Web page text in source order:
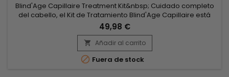
Blind'Age Capillaire Treatment Kit&nbsp; Cuidado completo
del cabello, el Kit de Tratamiento Blind'Age Capillaire está
compuesto por un Champú Clarificante para limpiar
profundamente el cabello y prepararlo para el tratamiento,
así como por Blind'Age Capillaire, el tratamiento reparador
con Queratina y proteínas de Seda. ¡Hidrata profundamente
y...
49,98 €
 Añadir al carrito
 Fuera de stock